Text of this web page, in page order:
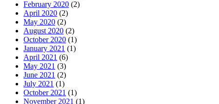
February 2020 (2)
April 2020 (2)
May 2020 (2)
August 2020 (2)
October 2020 (1)
January 2021 (1)
April 2021 (6)
May 2021 (3)
June 2021 (2)
July 2021 (1)
October 2021 (1)
November 2021 (1)